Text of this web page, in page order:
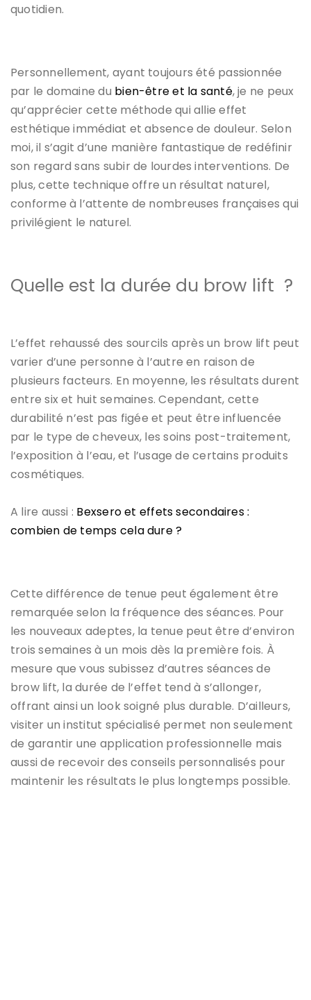
quotidien.
Personnellement, ayant toujours été passionnée
par le domaine du bien-être et la santé, je ne peux
qu’apprécier cette méthode qui allie effet
esthétique immédiat et absence de douleur. Selon
moi, il s’agit d’une manière fantastique de redéfinir
son regard sans subir de lourdes interventions. De
plus, cette technique offre un résultat naturel,
conforme à l’attente de nombreuses françaises qui
privilégient le naturel.
Quelle est la durée du brow lift ?
L’effet rehaussé des sourcils après un brow lift peut
varier d’une personne à l’autre en raison de
plusieurs facteurs. En moyenne, les résultats durent
entre six et huit semaines. Cependant, cette
durabilité n’est pas figée et peut être influencée
par le type de cheveux, les soins post-traitement,
l’exposition à l’eau, et l’usage de certains produits
cosmétiques.
A lire aussi : Bexsero et effets secondaires :
combien de temps cela dure ?
Cette différence de tenue peut également être
remarquée selon la fréquence des séances. Pour
les nouveaux adeptes, la tenue peut être d’environ
trois semaines à un mois dès la première fois. À
mesure que vous subissez d’autres séances de
brow lift, la durée de l’effet tend à s’allonger,
offrant ainsi un look soigné plus durable. D’ailleurs,
visiter un institut spécialisé permet non seulement
de garantir une application professionnelle mais
aussi de recevoir des conseils personnalisés pour
maintenir les résultats le plus longtemps possible.